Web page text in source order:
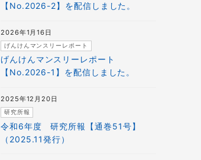
【No.2026-2】を配信しました。
げんけんマンスリーレポート
【No.2026-1】を配信しました。
げんけんマンスリーレポート
2026年1月16日
令和6年度 研究所報【通巻51号】
（2025.11発行）
研究所報
2025年12月20日